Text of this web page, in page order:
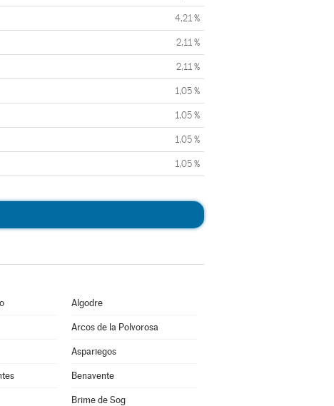
4,21 %
2,11 %
2,11 %
1,05 %
1,05 %
1,05 %
1,05 %
Algodre
Arcos de la Polvorosa
Aspariegos
Benavente
Brime de Sog